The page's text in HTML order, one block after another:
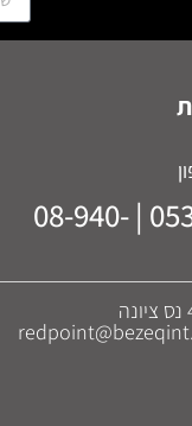
053-477-7551 | 08-940-